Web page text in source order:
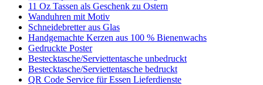
11 Oz Tassen als Geschenk zu Ostern
Wanduhren mit Motiv
Schneidebretter aus Glas
Handgemachte Kerzen aus 100 % Bienenwachs
Gedruckte Poster
Bestecktasche/Serviettentasche unbedruckt
Bestecktasche/Serviettentasche bedruckt
QR Code Service für Essen Lieferdienste